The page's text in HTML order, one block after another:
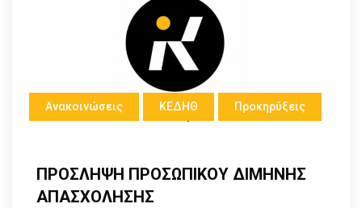
Ανακοινώσεις ΚΕΔΗΘ Προκηρύξεις
ΠΡΟΣΛΗΨΗ ΠΡΟΣΩΠΙΚΟΥ ΔΙΜΗΝΗΣ
ΑΠΑΣΧΟΛΗΣΗΣ